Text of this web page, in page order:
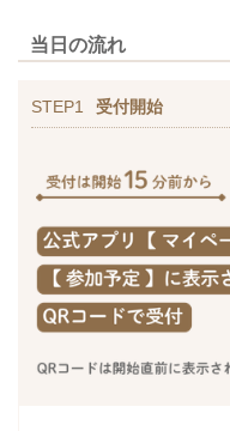
当日の流れ
STEP1 受付開始